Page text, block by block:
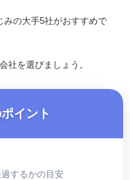
みの大手5社がおすすめで
社を選びましょう。
イント
するかの目安